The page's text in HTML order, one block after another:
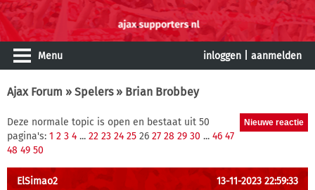
Menu inloggen aanmelden
Ajax Forum » Spelers» Brian Brobbey
Deze normale topic is open en bestaat uit 50
pagina's: 1 2 3 4 ... 22 23 24 25 26 27 28 29 30 ... 46 47
48 49 50
ElSimao2 13-11-2023 22:59:33